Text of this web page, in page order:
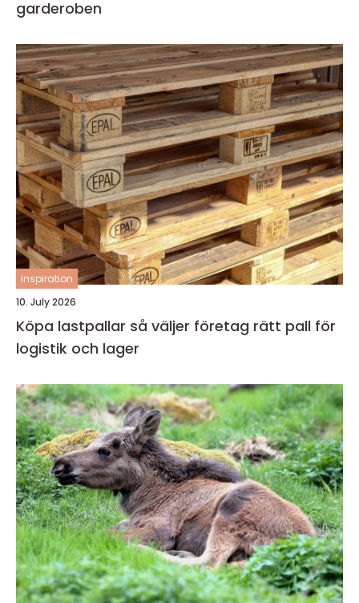
garderoben
inspiration
10. July 2026
Köpa lastpallar så väljer företag rätt pall för
logistik och lager